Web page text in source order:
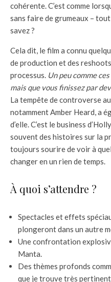
cohérente. C’est comme
sans faire de grumeaux –
savez ?
Cela dit, le film a connu
de production et des
processus. Un peu comme
mais que vous finissez par
La tempête de controverse
notamment Amber Heard, a
d’elle. C’est le business
souvent des histoires sur la
toujours sourire de voir à
changer en un rien de temps.
À quoi s’attendre ?
Spectacles et effets
plongeront dans un autre
Une confrontation
Manta.
Des thèmes profonds
que je trouve très pertinent